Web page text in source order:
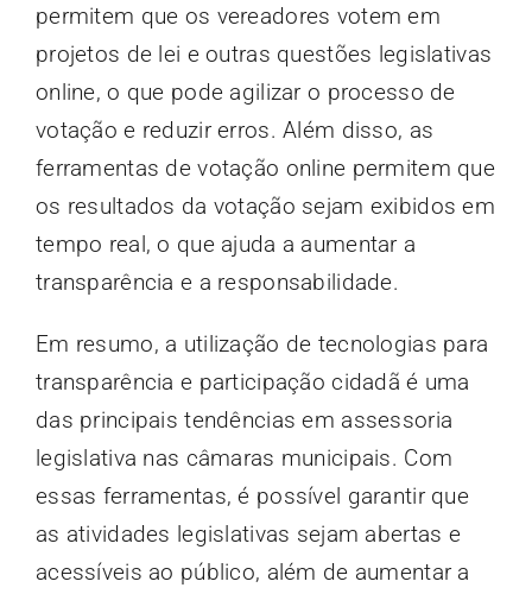
permitem que os vereadores votem em
projetos de lei e outras questões legislativas
online, o que pode agilizar o processo de
votação e reduzir erros. Além disso, as
ferramentas de votação online permitem que
os resultados da votação sejam exibidos em
tempo real, o que ajuda a aumentar a
transparência e a responsabilidade.
Em resumo, a utilização de tecnologias para
transparência e participação cidadã é uma
das principais tendências em assessoria
legislativa nas câmaras municipais. Com
essas ferramentas, é possível garantir que
as atividades legislativas sejam abertas e
acessíveis ao público, além de aumentar a